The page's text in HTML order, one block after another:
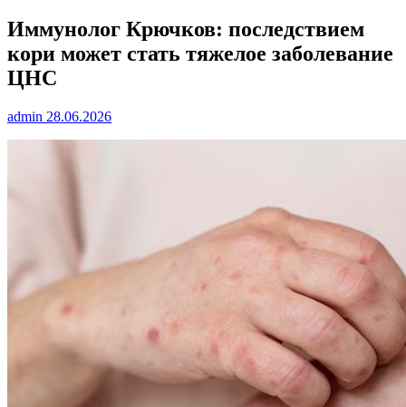
Иммунолог Крючков: последствием
кори может стать тяжелое заболевание
ЦНС
admin 28.06.2026